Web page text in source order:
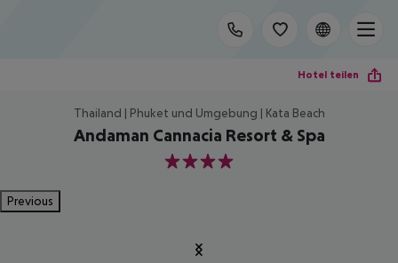
Hotel teilen
Thailand | Phuket und Umgebung | Kata Beach
Andaman Cannacia Resort & Spa
4
Previous